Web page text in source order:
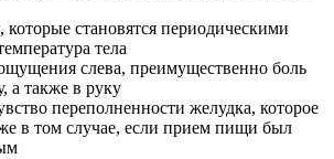
которые становятся периодическими
тела
слева, преимущественно боль
а также в руку
переполненности желудка, которое
в том случае, если прием пищи был